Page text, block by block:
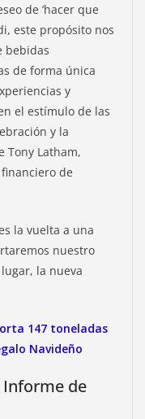
de ‘hacer que
este propósito nos
bebidas
de forma única
y
el estímulo de las
y la
Tony Latham,
de
la vuelta a una
nuestro
la nueva
147 toneladas
Navideño
Informe de